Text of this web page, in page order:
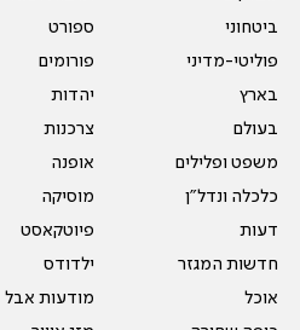
ביטחוני
פוליטי-מדיני
בארץ
בעולם
משפט ופלילים
כלכלה ונדל"ן
דעות
חדשות המגזר
אוכל
ספורט
פורומים
יהדות
צרכנות
אופנה
מוסיקה
פיוטקאסט
ילדודס
מודעות אבל